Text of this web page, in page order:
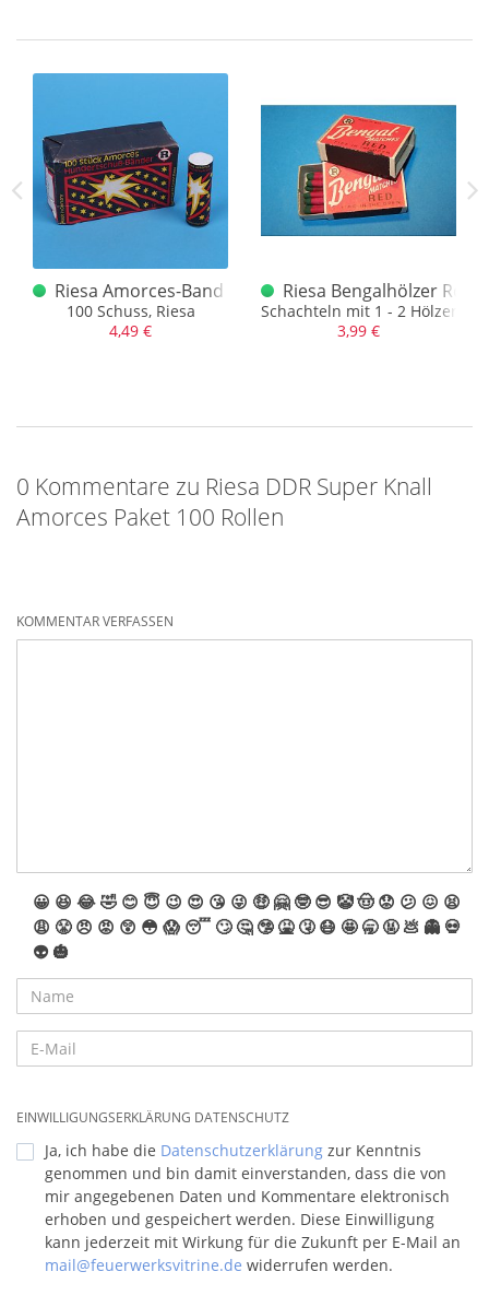
Zierde.
/ alt
aus DDR - Zeiten
Riesa Amorces-Band 1991
100 Schuss, Riesa
4,49 €
Riesa Bengalhölzer Rot
Schachteln mit 1 - 2 Hölzern
3,99 €
0 Kommentare zu Riesa DDR Super Knall
Amorces Paket 100 Rollen
KOMMENTAR VERFASSEN
😀 😆 😂🤣 😊 😇 😉 😍 😘 😜 🤑 🤗 🤓 😎 🤡🤠 😟 😕 😖 😫
😩 😤 😠 😡 😲 😳 😱 😴 🙄 🤔 🤥 🤮 🤧 😷 🤩 🥱 🤬 💩 👻 💀
👽 🎃
EINWILLIGUNGSERKLÄRUNG DATENSCHUTZ
Ja, ich habe die Datenschutzerklärung zur Kenntnis
genommen und bin damit einverstanden, dass die von
mir angegebenen Daten und Kommentare elektronisch
erhoben und gespeichert werden. Diese Einwilligung
kann jederzeit mit Wirkung für die Zukunft per E-Mail an
mail@feuerwerksvitrine.de widerrufen werden.